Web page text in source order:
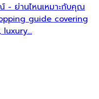
- ย่านไหนเหมาะกับคุณ
guide covering
luxury…